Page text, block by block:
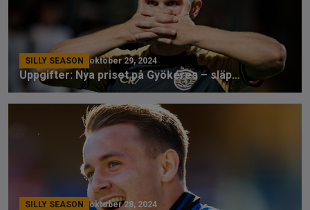
SILLY SEASON oktober 29, 2024
Uppgifter: Nya priset på Gyökeres – släpps i sommar
SILLY SEASON oktober 28, 2024